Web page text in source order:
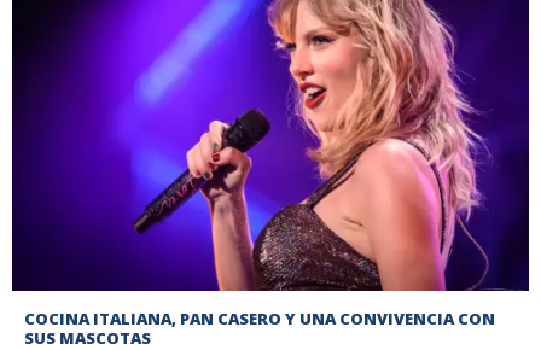
COCINA ITALIANA, PAN CASERO Y UNA CONVIVENCIA CON
SUS MASCOTAS